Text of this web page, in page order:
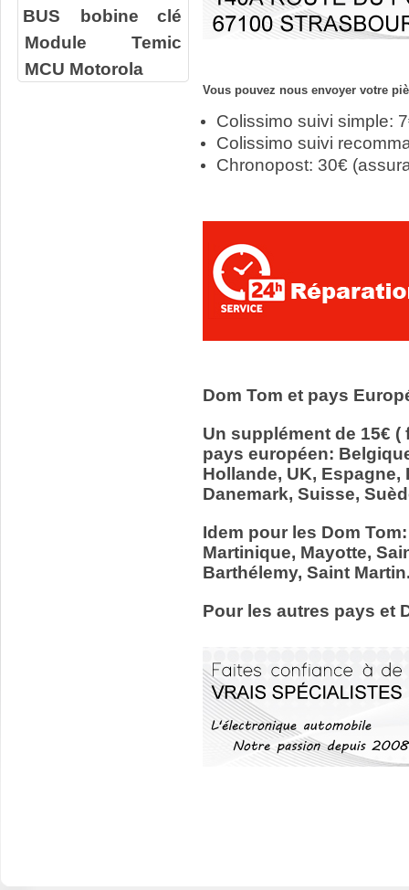
BUS
bobine clé
Module Temic
MCU Motorola
Vous pouvez nous envoyer votre
Colissimo suivi simple:
Colissimo suivi
Chronopost: 30€
Dom Tom et pays
Un supplément de 15€
pays européen:
Hollande, UK,
Danemark, Suisse,
Idem pour les Dom
Martinique, Mayotte,
Barthélemy, Saint
Pour les autres pays et